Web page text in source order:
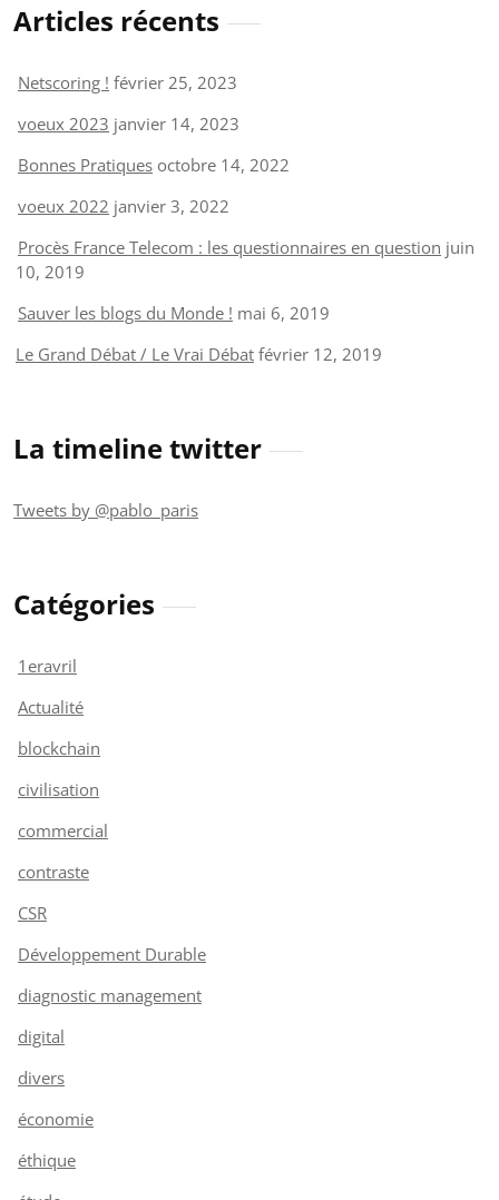
Articles récents
Netscoring ! février 25, 2023
voeux 2023 janvier 14, 2023
Bonnes Pratiques octobre 14, 2022
voeux 2022 janvier 3, 2022
Procès France Telecom : les questionnaires en question juin
10, 2019
Sauver les blogs du Monde ! mai 6, 2019
Le Grand Débat / Le Vrai Débat février 12, 2019
La timeline twitter
Tweets by @pablo_paris
Catégories
1eravril
Actualité
blockchain
civilisation
commercial
contraste
CSR
Développement Durable
diagnostic management
digital
divers
économie
éthique